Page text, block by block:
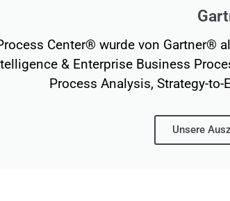
Center® wurde von Gartner®
& Enterprise Business
Process Analysis, Strategy-
Unsere